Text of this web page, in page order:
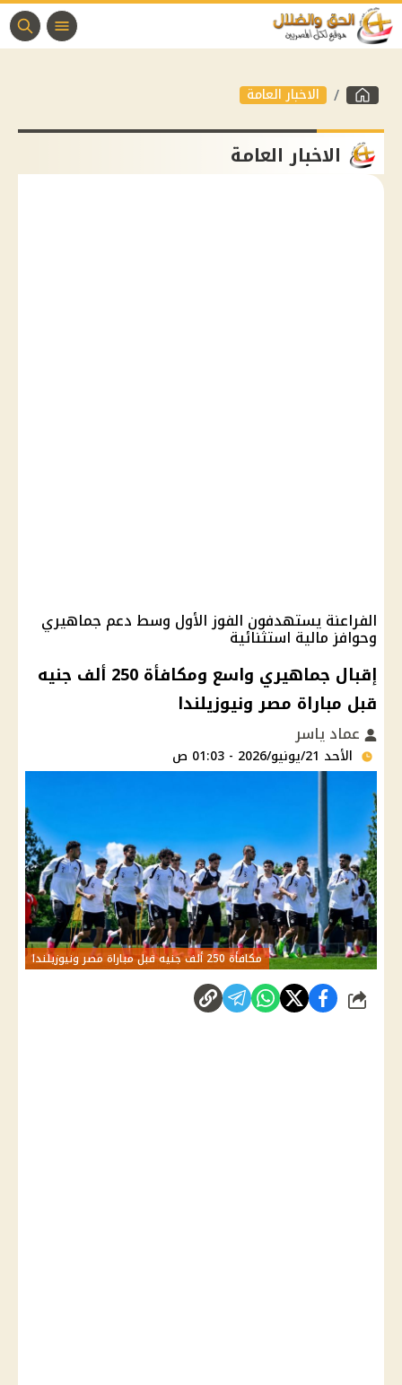
الاخبار العامة
الاخبار العامة
الفراعنة يستهدفون الفوز الأول وسط دعم جماهيري
وحوافز مالية استثنائية
إقبال جماهيري واسع ومكافأة 250 ألف جنيه
قبل مباراة مصر ونيوزيلندا
عماد ياسر
الأحد 21/يونيو/2026 - 01:03 ص
مكافأة 250 ألف جنيه قبل مباراة مصر ونيوزيلندا
شارك